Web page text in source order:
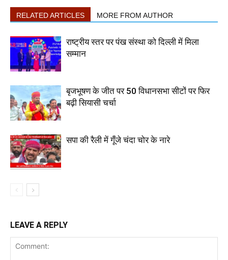
RELATED ARTICLES MORE FROM AUTHOR
राष्ट्रीय स्तर पर पंख संस्था को दिल्ली में मिला
सम्मान
बृजभूषण के जीत पर 50 विधानसभा सीटों पर फिर
बढ़ी सियासी चर्चा
सपा की रैली में गूँजे चंदा चोर के नारे
LEAVE A REPLY